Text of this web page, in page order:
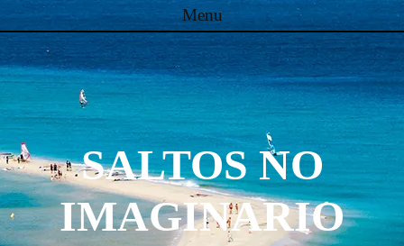
Menu
Skip to content
SALTOS NO
IMAGINARIO